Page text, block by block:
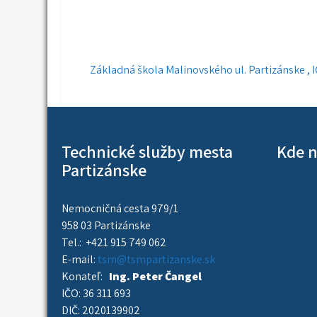
Navigácia
v
Základná škola Malinovského ul. Partizánske ,
Technické služby mesta
Partizánske
Nemocničná cesta 979/1
958 03 Partizánske
Tel.: +421 915 749 062
E-mail:tsm@tsmpartizanske.sk
Konateľ: Ing. Peter Čangel
IČO: 36 311 693
DIČ: 2020139902
Kde